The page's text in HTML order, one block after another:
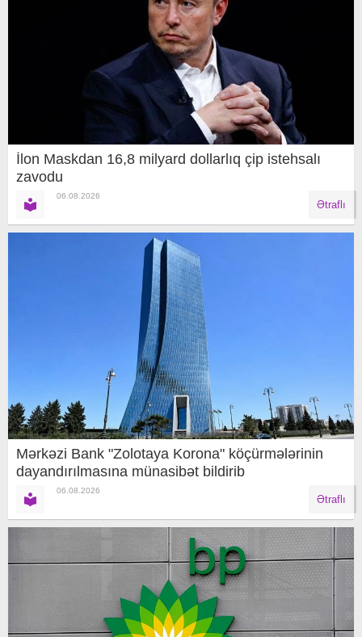
İlon Maskdan 16,8 milyard dollarlıq çip istehsalı
zavodu
06.08.2026
Ətraflı
Mərkəzi Bank "Zolotaya Korona" köçürmələrinin
dayandırılmasına münasibət bildirib
06.08.2026
Ətraflı